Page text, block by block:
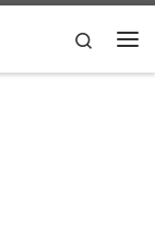
Search